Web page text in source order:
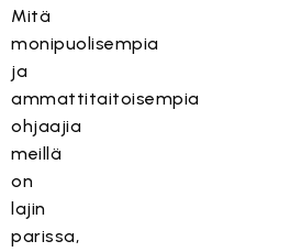
Mitä
monipuolisempia
ja
ammattitaitoisempia
ohjaajia
meillä
on
lajin
parissa,